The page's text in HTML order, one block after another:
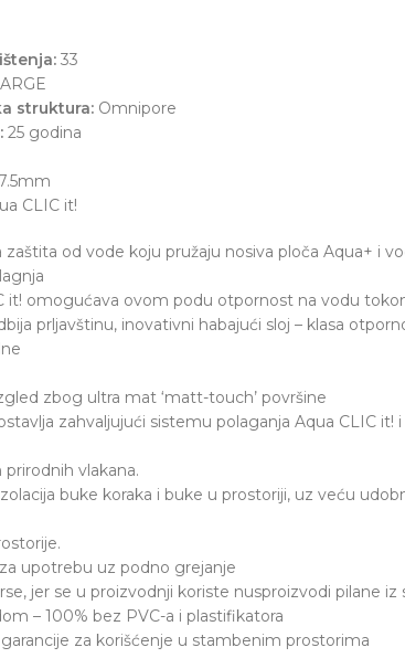
33
struktura: Omnipore
25 godina
7.5mm
CLIC it!
zaštita od vode koju pružaju nosiva ploča Aqua+ i
it! omogućava ovom podu otpornost na vodu
prljavštinu, inovativni habajući sloj – klasa
zbog ultra mat ‘matt-touch’ površine
zahvaljujući sistemu polaganja Aqua CLIC it!
prirodnih vlakana.
buke koraka i buke u prostoriji, uz veću
upotrebu uz podno grejanje
jer se u proizvodnji koriste nusproizvodi pilane
– 100% bez PVC-a i plastifikatora
za korišćenje u stambenim prostorima